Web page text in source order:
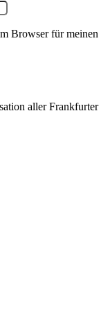
Browser für meinen
aller